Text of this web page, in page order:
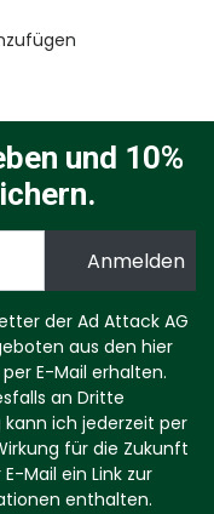
und 10%
der Ad Attack AG
aus den hier
E-Mail erhalten.
an Dritte
kann ich jederzeit per
für die Zukunft
Mail ein Link zur
enthalten.